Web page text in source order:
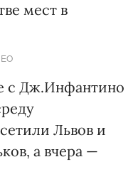
мест в
с Дж.Инфантино
Львов и
а вчера —